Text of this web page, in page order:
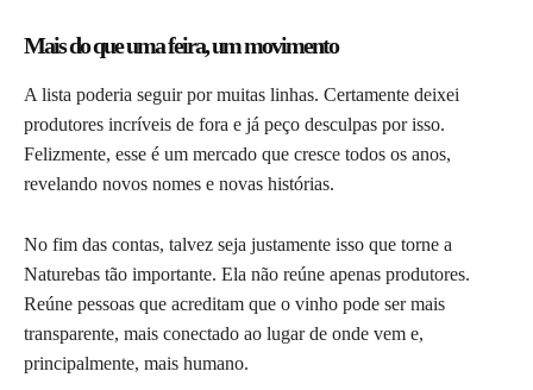
Mais do que uma feira, um movimento
A lista poderia seguir por muitas linhas. Certamente deixei
produtores incríveis de fora e já peço desculpas por isso.
Felizmente, esse é um mercado que cresce todos os anos,
revelando novos nomes e novas histórias.
No fim das contas, talvez seja justamente isso que torne a
Naturebas tão importante. Ela não reúne apenas produtores.
Reúne pessoas que acreditam que o vinho pode ser mais
transparente, mais conectado ao lugar de onde vem e,
principalmente, mais humano.